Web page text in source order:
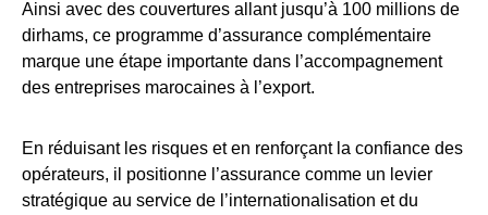
Ainsi avec des couvertures allant jusqu’à 100 millions de
dirhams, ce programme d’assurance complémentaire
marque une étape importante dans l’accompagnement
des entreprises marocaines à l’export.
En réduisant les risques et en renforçant la confiance des
opérateurs, il positionne l’assurance comme un levier
stratégique au service de l’internationalisation et du